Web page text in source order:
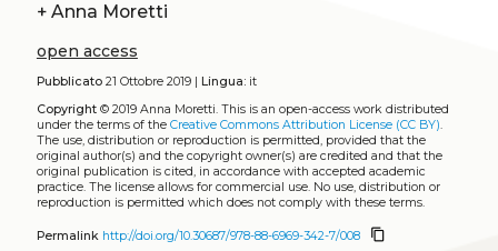
+ Anna Moretti
open access
Pubblicato21 Ottobre 2019 | Lingua:it
Copyright© 2019 Anna Moretti. This is an open-access work distributed
under the terms of the Creative Commons Attribution License (CC BY).
The use, distribution or reproduction is permitted, provided that the
original author(s) and the copyright owner(s) are credited and that the
original publication is cited, in accordance with accepted academic
practice. The license allows for commercial use. No use, distribution or
reproduction is permitted which does not comply with these terms.
Permalink http://doi.org/10.30687/978-88-6969-342-7/008 content_copy